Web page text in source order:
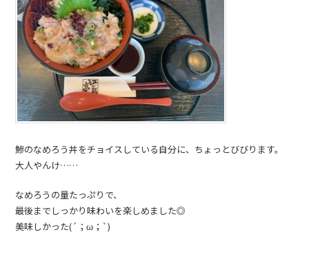
鯵のなめろう丼をチョイスしている自分に、ちょっとびびります。
大人やんけ……
なめろうの量たっぷりで、
最後までしっかり味わいを楽しめました◎
美味しかった(´；ω；`)